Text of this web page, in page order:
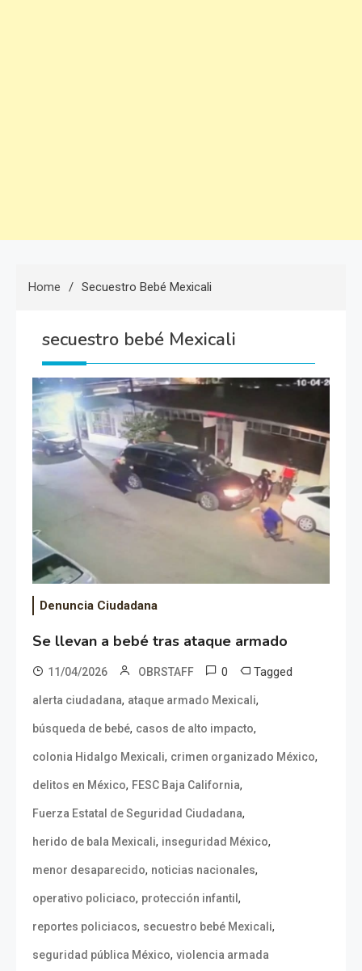
Home Secuestro Bebé Mexicali
secuestro bebé Mexicali
Denuncia Ciudadana
Se llevan a bebé tras ataque armado
11/04/2026 OBRSTAFF 0 Tagged
alerta ciudadana, ataque armado Mexicali,
búsqueda de bebé, casos de alto impacto,
colonia Hidalgo Mexicali, crimen organizado México,
delitos en México, FESC Baja California,
Fuerza Estatal de Seguridad Ciudadana,
herido de bala Mexicali, inseguridad México,
menor desaparecido, noticias nacionales,
operativo policiaco, protección infantil ,
reportes policiacos, secuestro bebé Mexicali,
seguridad pública México, violencia armada